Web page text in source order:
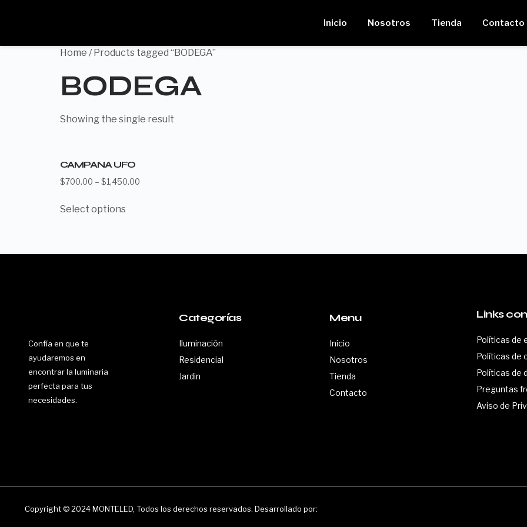
Inicio Nosotros Tienda Contacto
Home / Products tagged “BODEGA”
BODEGA
Showing the single result
CAMPANA UFO
$700.00 – $1,450.00
Select options
Confía en que te
ayudaremos en
encontrar la luminaria
perfecta para tus
necesidades.
Categorías
Iluminación
Residencial
Jardin
Menu
Inicio
Nosotros
Tienda
Contacto
Links
Políticas de
Políticas de
Políticas de
Preguntas
Aviso de
Copyright © 2024 MONTELED, Todos los derechos reservados. Desarrollado por: